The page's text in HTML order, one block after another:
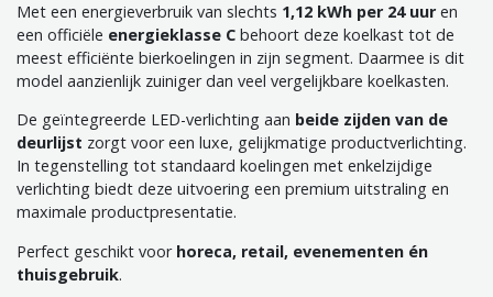
Met een energieverbruik van slechts 1,12 kWh per 24 uur en
een officiële energieklasse C behoort deze koelkast tot de
meest efficiënte bierkoelingen in zijn segment. Daarmee is dit
model aanzienlijk zuiniger dan veel vergelijkbare koelkasten.
De geïntegreerde LED-verlichting aan beide zijden van de
deurlijst zorgt voor een luxe, gelijkmatige productverlichting.
In tegenstelling tot standaard koelingen met enkelzijdige
verlichting biedt deze uitvoering een premium uitstraling en
maximale productpresentatie.
Perfect geschikt voor horeca, retail, evenementen én
thuisgebruik.